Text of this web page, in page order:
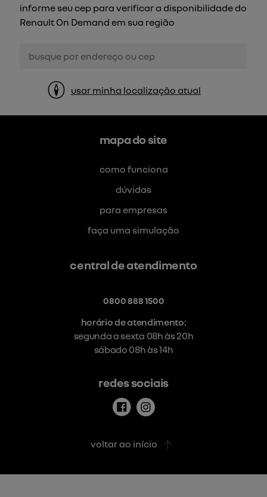
informe seu cep para verificar a disponibilidade do
Renault On Demand em sua região
usar minha localização atual
mapa do site
como funciona
dúvidas
para empresas
faça uma simulação
central de atendimento
0800 888 1500
horário de atendimento:
segunda a sexta 08h às 20h
sábado 08h às 14h
redes sociais
voltar ao início